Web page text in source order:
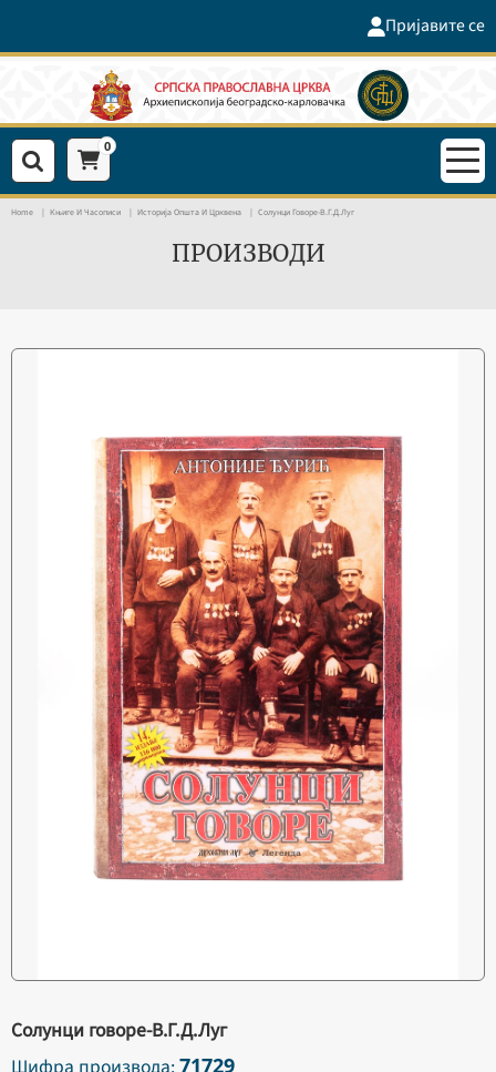
Пријавите се
0
Home Књиге И Часописи Историја Општа И Црквена Солунци Говоре-В.Г.Д.Луг
ПРОИЗВОДИ
Солунци говоре-В.Г.Д.Луг
71729